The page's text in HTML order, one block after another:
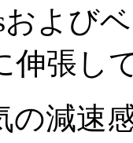
よび
伸張し
減速